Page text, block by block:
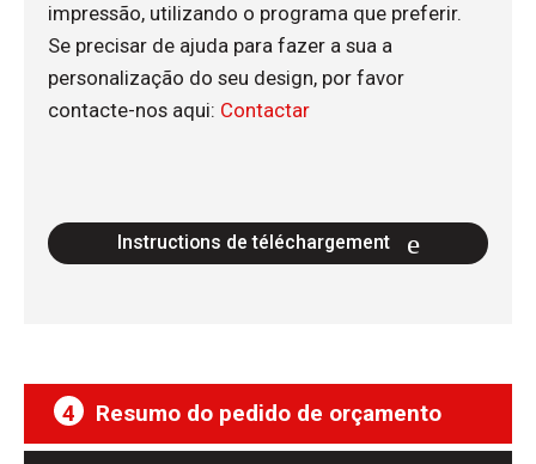
impressão, utilizando o programa que preferir.
Se precisar de ajuda para fazer a sua a
personalização do seu design, por favor
contacte-nos aqui: Contactar
Instructions de téléchargement
4 Resumo do pedido de orçamento